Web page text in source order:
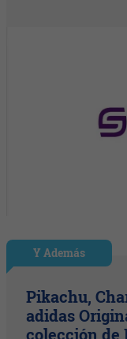
Y Además
Pikachu,
adidas
colección de